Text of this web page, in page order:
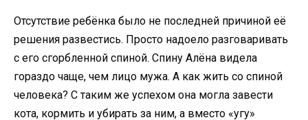
Отсутствие ребёнка было не последней причиной её
решения развестись. Просто надоело разговаривать
с его сгорбленной спиной. Спину Алёна видела
гораздо чаще, чем лицо мужа. А как жить со спиной
человека? С таким же успехом она могла завести
кота, кормить и убирать за ним, а вместо «угу»